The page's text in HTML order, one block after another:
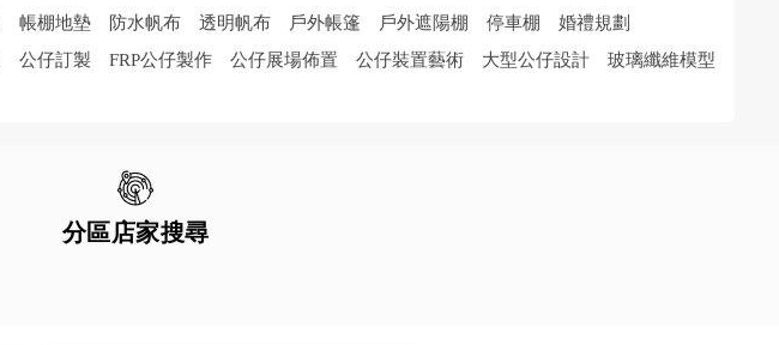
帳棚地墊 防水帆布 透明帆布 戶外帳篷 戶外遮陽棚 停車棚
婚禮規劃
公仔訂製 FRP公仔製作 公仔展場佈置 公仔裝置藝術 大型公仔設計
玻璃纖維模型
分區店家搜尋